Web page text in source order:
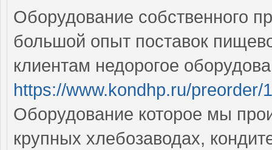
Оборудование собственного
большой опыт поставок
клиентам недорогое
https://www.kondhp.ru/preorder/
Оборудование которое мы
крупных хлебозаводах,